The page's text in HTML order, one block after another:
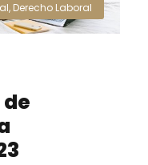
, Derecho Laboral